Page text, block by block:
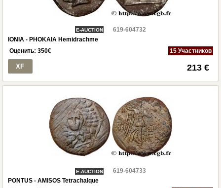
E-AUCTION
619-604732
IONIA - PHOKAIA Hemidrachme
Оценить: 350€ 15 Участников
XF 213 €
E-AUCTION
619-604733
PONTUS - AMISOS Tetrachalque